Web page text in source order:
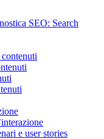
SEO: Search
e user stories